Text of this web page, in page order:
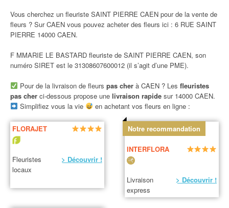
Vous cherchez un fleuriste SAINT PIERRE CAEN pour de la vente de
fleurs ? Sur CAEN vous pouvez acheter des fleurs ici : 6 RUE SAINT
PIERRE 14000 CAEN.
F MMARIE LE BASTARD fleuriste de SAINT PIERRE CAEN, son
numéro SIRET est le 31308607600012 (il s’agit d’une PME).
Pour de la livraison de fleurs pas cherà CAEN ? Les fleuristes
pas cher ci-dessous propose une livraison rapide sur 14000 CAEN.
Simplifiez vous la vie
en achetant vos fleurs en ligne :
FLORAJET
Fleuristes
locaux
> Découvrir !
Notre recommandation
INTERFLORA
Livraison
express
> Découvrir !